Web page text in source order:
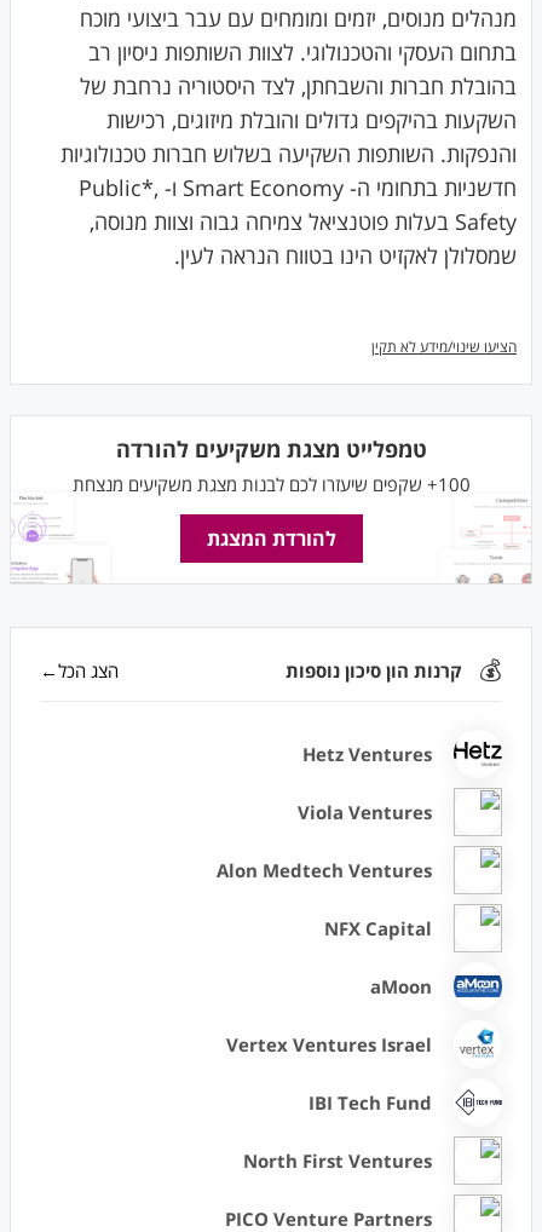
מנהלים מנוסים, יזמים ומומחים עם עבר ביצועי מוכח
בתחום העסקי והטכנולוגי. לצוות השותפות ניסיון רב
בהובלת חברות והשבחתן, לצד היסטוריה נרחבת של
השקעות בהיקפים גדולים והובלת מיזוגים, רכישות
והנפקות. השותפות השקיעה בשלוש חברות טכנולוגיות
חדשניות בתחומי ה- Smart Economy ו- ,*Public
Safety בעלות פוטנציאל צמיחה גבוה וצוות מנוסה,
שמסלולן לאקזיט הינו בטווח הנראה לעין.
הציעו שינוי/מידע לא תקין
טמפלייט מצגת משקיעים להורדה
100+ שקפים שיעזרו לכם לבנות מצגת משקיעים מנצחת
להורדת המצגת
💰 קרנות הון סיכון נוספות הצג הכל←
Hetz Ventures
Viola Ventures
Alon Medtech Ventures
NFX Capital
aMoon
Vertex Ventures Israel
IBI Tech Fund
North First Ventures
PICO Venture Partners